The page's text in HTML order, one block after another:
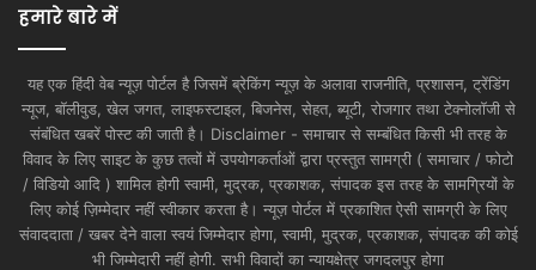
हमारे बारे में
यह एक हिंदी वेब न्यूज़ पोर्टल है जिसमें ब्रेकिंग न्यूज़ के अलावा राजनीति, प्रशासन, ट्रेंडिंग
न्यूज, बॉलीवुड, खेल जगत, लाइफस्टाइल, बिजनेस, सेहत, ब्यूटी, रोजगार तथा टेक्नोलॉजी से
संबंधित खबरें पोस्ट की जाती है। Disclaimer - समाचार से सम्बंधित किसी भी तरह के
विवाद के लिए साइट के कुछ तत्वों में उपयोगकर्ताओं द्वारा प्रस्तुत सामग्री ( समाचार / फोटो
/ विडियो आदि ) शामिल होगी स्वामी, मुद्रक, प्रकाशक, संपादक इस तरह के सामग्रियों के
लिए कोई ज़िम्मेदार नहीं स्वीकार करता है। न्यूज़ पोर्टल में प्रकाशित ऐसी सामग्री के लिए
संवाददाता / खबर देने वाला स्वयं जिम्मेदार होगा, स्वामी, मुद्रक, प्रकाशक, संपादक की कोई
भी जिम्मेदारी नहीं होगी. सभी विवादों का न्यायक्षेत्र जगदलपुर होगा